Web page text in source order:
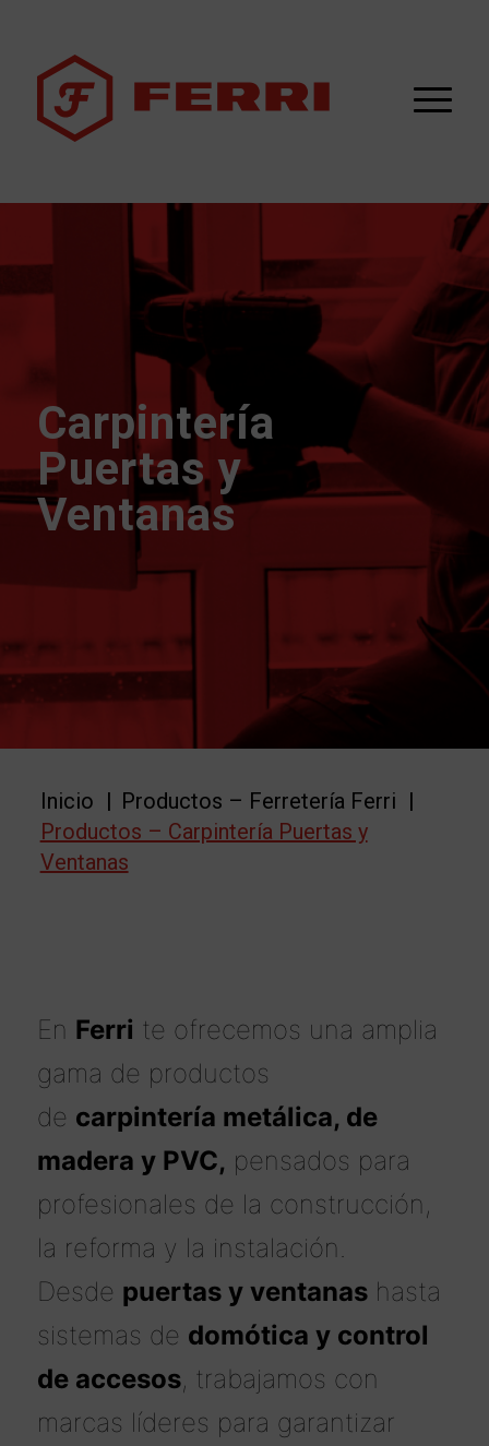
Carpintería
Puertas y
Ventanas
Inicio Productos – Ferretería Ferri
Productos – Carpintería Puertas y
Ventanas
En Ferri te ofrecemos una amplia
gama de productos
de carpintería metálica, de
madera y PVC, pensados para
profesionales de la construcción,
la reforma y la instalación.
Desde puertas y ventanashasta
sistemas de domótica y control
de accesos, trabajamos con
marcas líderes para garantizar